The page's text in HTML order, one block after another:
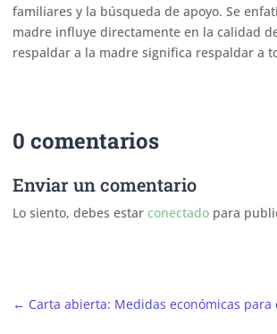
familiares y la búsqueda de apoyo. Se
madre influye directamente en la calidad
respaldar a la madre significa respaldar a
0 comentarios
Enviar un comentario
Lo siento, debes estarconectado para
← Carta abierta: Medidas económicas